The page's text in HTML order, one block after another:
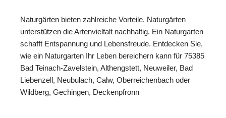
Naturgärten bieten zahlreiche Vorteile. Naturgärten
unterstützen die Artenvielfalt nachhaltig. Ein Naturgarten
schafft Entspannung und Lebensfreude. Entdecken Sie,
wie ein Naturgarten Ihr Leben bereichern kann für 75385
Bad Teinach-Zavelstein, Althengstett, Neuweiler, Bad
Liebenzell, Neubulach, Calw, Oberreichenbach oder
Wildberg, Gechingen, Deckenpfronn